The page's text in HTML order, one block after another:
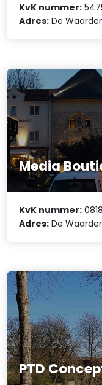
KvK nummer:
Adres: De
Media
KvK nummer:
Adres: De
PTD